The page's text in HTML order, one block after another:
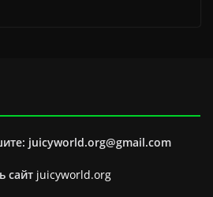
juicyworld.org@gmail.com
сайт juicyworld.org